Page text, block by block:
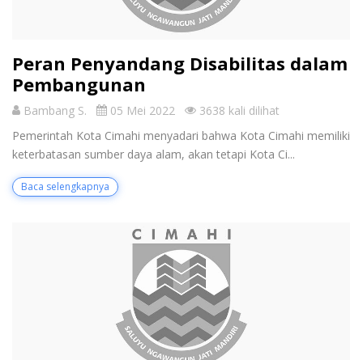
Peran Penyandang Disabilitas dalam
Pembangunan
Bambang S. 05 Mei 2022
3638 kali dilihat
Pemerintah Kota Cimahi menyadari bahwa Kota Cimahi memiliki
keterbatasan sumber daya alam, akan tetapi Kota Ci...
Baca selengkapnya